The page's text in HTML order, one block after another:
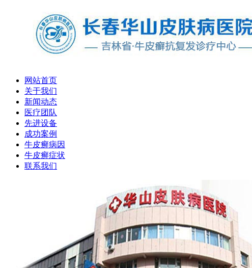
网站首页
关于我们
新闻动态
医疗团队
先进设备
成功案例
牛皮癣病因
牛皮癣症状
联系我们